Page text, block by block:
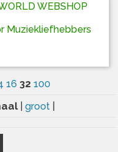
WEBSHOP
Muziekliefhebbers
16 32 100
groot